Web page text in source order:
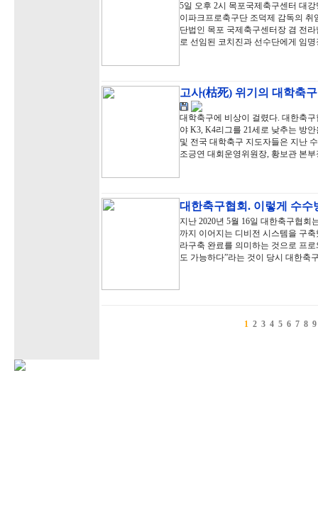
5일 오후 2시 목포국제축구센터 대
이파크프로축구단 조덕제 감독의
단법인 목포 국제축구센터장 겸 전
로 선임된 코치진과 선수단에게 임
고사(枯死) 위기의 대학축
대학축구에 비상이 걸렸다. 대한축
야 K3, K4리그를 21세로 낮추는 방
및 전국 대학축구 지도자들은 지난
조긍연 대회운영위원장, 황보관 본
대한축구협회. 이렇게 수
지난 2020년 5월 16일 대한축구협
까지 이어지는 디비전 시스템을 구
라구축 완료를 의미하는 것으로 프
도 가능하다”라는 것이 당시 대한축
1 2 3 4 5 6 7 8 9